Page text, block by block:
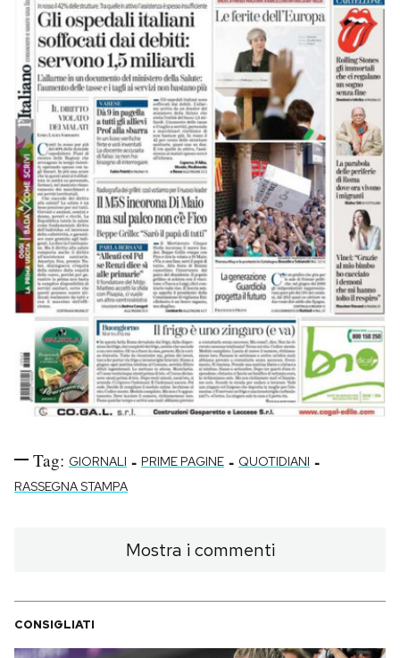
Tag: GIORNALI - PRIME PAGINE - QUOTIDIANI -
RASSEGNA STAMPA
Mostra i commenti
CONSIGLIATI